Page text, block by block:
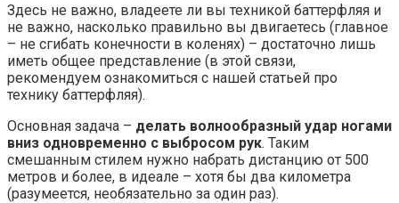
Здесь не важно, владеете ли вы техникой баттерфляя и
не важно, насколько правильно вы двигаетесь (главное
– не сгибать конечности в коленях) – достаточно лишь
иметь общее представление (в этой связи,
рекомендуем ознакомиться с нашей статьей про
технику баттерфляя).
Основная задача – делать волнообразный удар ногами
вниз одновременно с выбросом рук. Таким
смешанным стилем нужно набрать дистанцию от 500
метров и более, в идеале – хотя бы два километра
(разумеется, необязательно за один раз).